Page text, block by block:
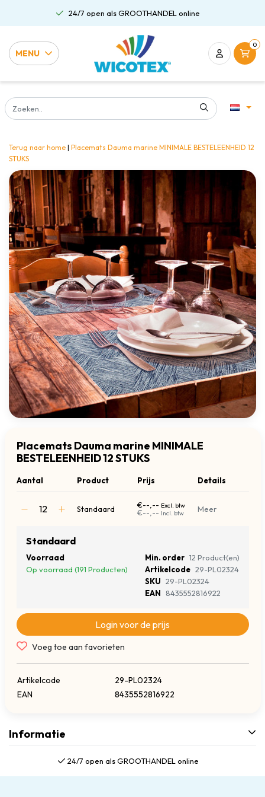
24/7 open als GROOTHANDEL online
MENU
0
Terug naar home | Placemats Dauma marine MINIMALE BESTELEENHEID 12
STUKS
Placemats Dauma marine MINIMALE
BESTELEENHEID 12 STUKS
Aantal Product Prijs Details
Standaard €--,-- Excl. btw
€--,-- Incl. btw Meer
Standaard
Voorraad
Op voorraad (191 Producten)
Min. order 12 Product(en)
Artikelcode 29-PL02324
SKU 29-PL02324
EAN
8435552816922
Login voor de prijs
Voeg toe aan favorieten
Artikelcode
29-PL02324
EAN
8435552816922
Informatie
24/7 open als GROOTHANDEL online